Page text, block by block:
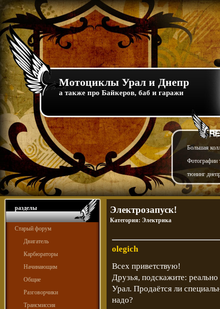
Мотоциклы Урал и Днепр
а также про Байкеров, баб и гаражи
Большая
Фотографии
тюнинг
разделы
Старый форум
Двигатель
Карбюраторы
Начинающим
Общие
Разговорчики
Трансмиссия
Электрозапуск!
Категория: Электрика
olegich
Всех приветствую!
Друзья, подскажите:
Урал. Продаётся ли
надо?